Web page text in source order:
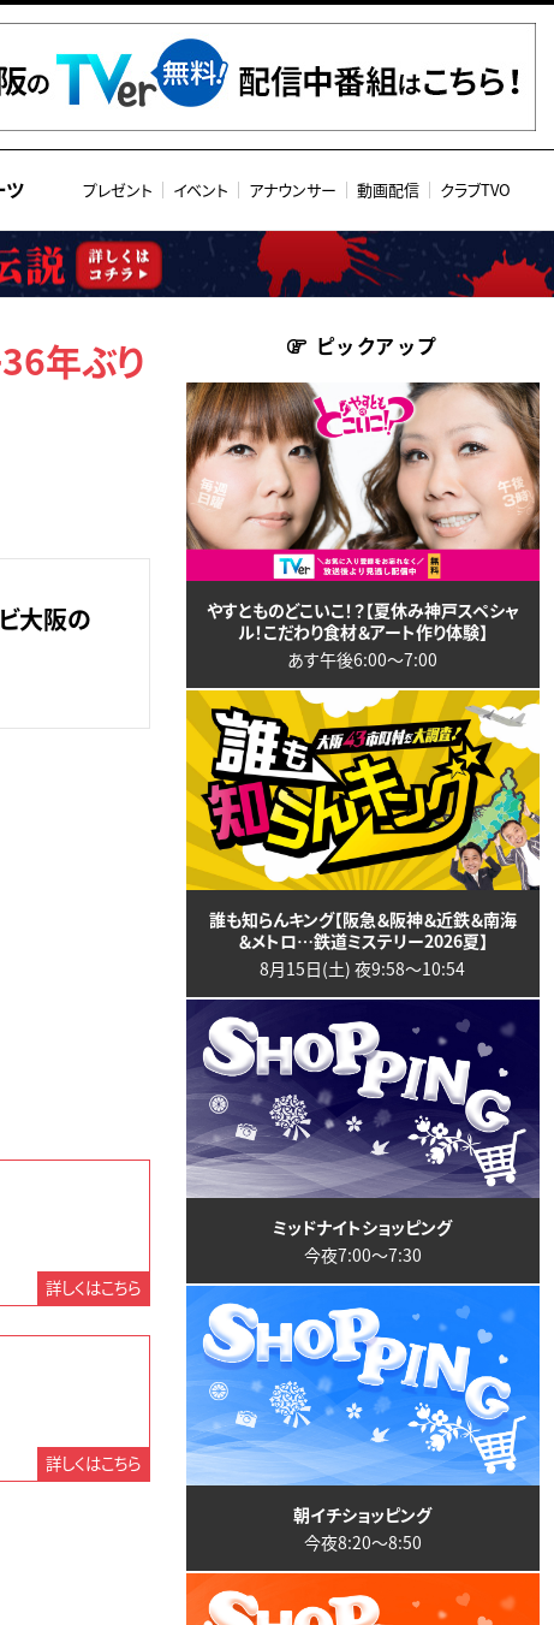
ツ プレゼント イベント アナウンサー 動画配信 クラブTVO
年ぶり
大阪の
詳しくはこちら
詳しくはこちら
ピックアップ
やすとものどこいこ！？【夏休み神戸スペシャ
ル！こだわり食材＆アート作り体験】
あす午後6:00〜7:00
誰も知らんキング【阪急＆阪神＆近鉄＆南海
＆メトロ…鉄道ミステリー2026夏】
8月15日(土) 夜9:58〜10:54
ミッドナイトショッピング
今夜7:00〜7:30
朝イチショッピング
今夜8:20〜8:50